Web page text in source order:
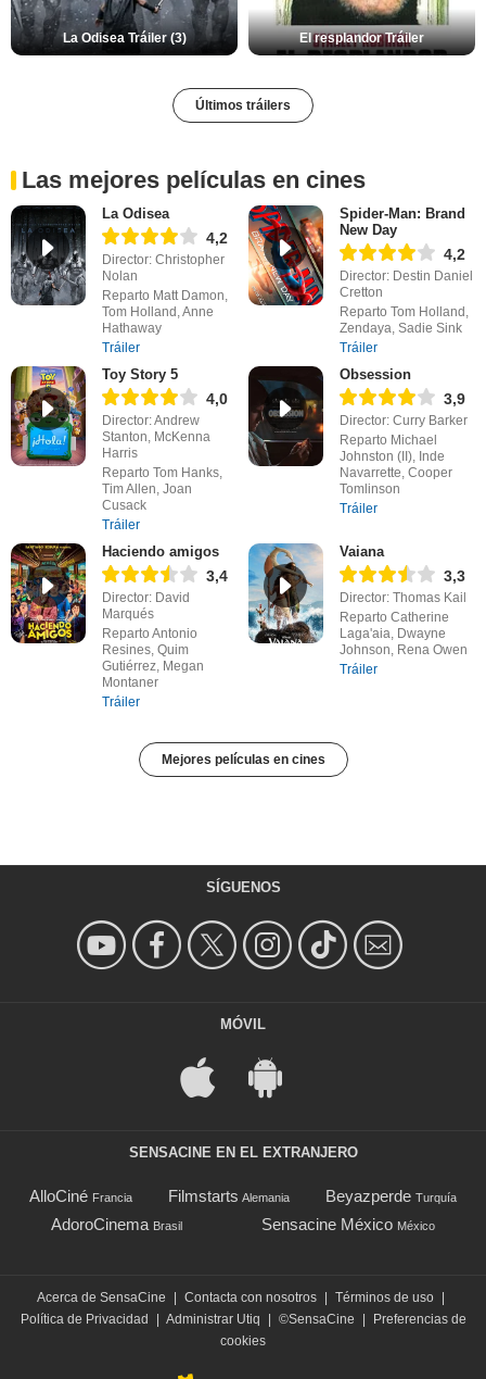
La Odisea Tráiler (3) El resplandor Tráiler
Últimos tráilers
Las mejores películas en cines
La Odisea
4,2
Director: Christopher
Nolan
Reparto Matt Damon,
Tom Holland, Anne
Hathaway
Tráiler
Spider-Man: Brand
New Day
4,2
Director: Destin Daniel
Cretton
Reparto Tom Holland,
Zendaya, Sadie Sink
Tráiler
Toy Story 5
4,0
Director: Andrew
Stanton, McKenna
Harris
Reparto Tom Hanks,
Tim Allen, Joan
Cusack
Tráiler
Obsession
3,9
Director: Curry Barker
Reparto Michael
Johnston (II), Inde
Navarrette, Cooper
Tomlinson
Tráiler
Haciendo amigos
3,4
Director: David
Marqués
Reparto Antonio
Resines, Quim
Gutiérrez, Megan
Montaner
Tráiler
Vaiana
3,3
Director: Thomas Kail
Reparto Catherine
Laga'aia, Dwayne
Johnson, Rena Owen
Tráiler
Mejores películas en cines
SÍGUENOS
MÓVIL
SENSACINE EN EL EXTRANJERO
AlloCiné Francia Filmstarts Alemania Beyazperde Turquía
AdoroCinema Brasil Sensacine México México
Acerca de SensaCine Contacta con nosotros Términos de uso
Política de Privacidad
Administrar Utiq ©SensaCine
Preferencias de
cookies